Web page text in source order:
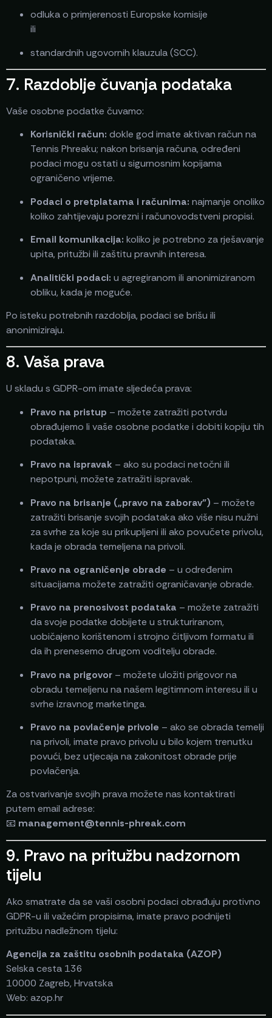
odluka o primjerenosti Europske komisije
ili
standardnih ugovornih klauzula (SCC).
7. Razdoblje čuvanja podataka
Vaše osobne podatke čuvamo:
Korisnički račun: dokle god imate aktivan račun na
Tennis Phreaku; nakon brisanja računa, određeni
podaci mogu ostati u sigurnosnim kopijama
ograničeno vrijeme.
Podaci o pretplatama i računima: najmanje onoliko
koliko zahtijevaju porezni i računovodstveni propisi.
Email komunikacija: koliko je potrebno za rješavanje
upita, pritužbi ili zaštitu pravnih interesa.
Analitički podaci: u agregiranom ili anonimiziranom
obliku, kada je moguće.
Po isteku potrebnih razdoblja, podaci se brišu ili
anonimiziraju.
8. Vaša prava
U skladu s GDPR-om imate sljedeća prava:
Pravo na pristup – možete zatražiti potvrdu
obrađujemo li vaše osobne podatke i dobiti kopiju tih
podataka.
Pravo na ispravak – ako su podaci netočni ili
nepotpuni, možete zatražiti ispravak.
Pravo na brisanje („pravo na zaborav”) – možete
zatražiti brisanje svojih podataka ako više nisu nužni
za svrhe za koje su prikupljeni ili ako povučete privolu,
kada je obrada temeljena na privoli.
Pravo na ograničenje obrade – u određenim
situacijama možete zatražiti ograničavanje obrade.
Pravo na prenosivost podataka – možete zatražiti
da svoje podatke dobijete u strukturiranom,
uobičajeno korištenom i strojno čitljivom formatu ili
da ih prenesemo drugom voditelju obrade.
Pravo na prigovor – možete uložiti prigovor na
obradu temeljenu na našem legitimnom interesu ili u
svrhe izravnog marketinga.
Pravo na povlačenje privole – ako se obrada temelji
na privoli, imate pravo privolu u bilo kojem trenutku
povući, bez utjecaja na zakonitost obrade prije
povlačenja.
Za ostvarivanje svojih prava možete nas kontaktirati
putem email adrese:
📧 management@tennis-phreak.com
9. Pravo na pritužbu nadzornom
tijelu
Ako smatrate da se vaši osobni podaci obrađuju protivno
GDPR-u ili važećim propisima, imate pravo podnijeti
pritužbu nadležnom tijelu:
Agencija za zaštitu osobnih podataka (AZOP)
Selska cesta 136
10000 Zagreb, Hrvatska
Web: azop.hr